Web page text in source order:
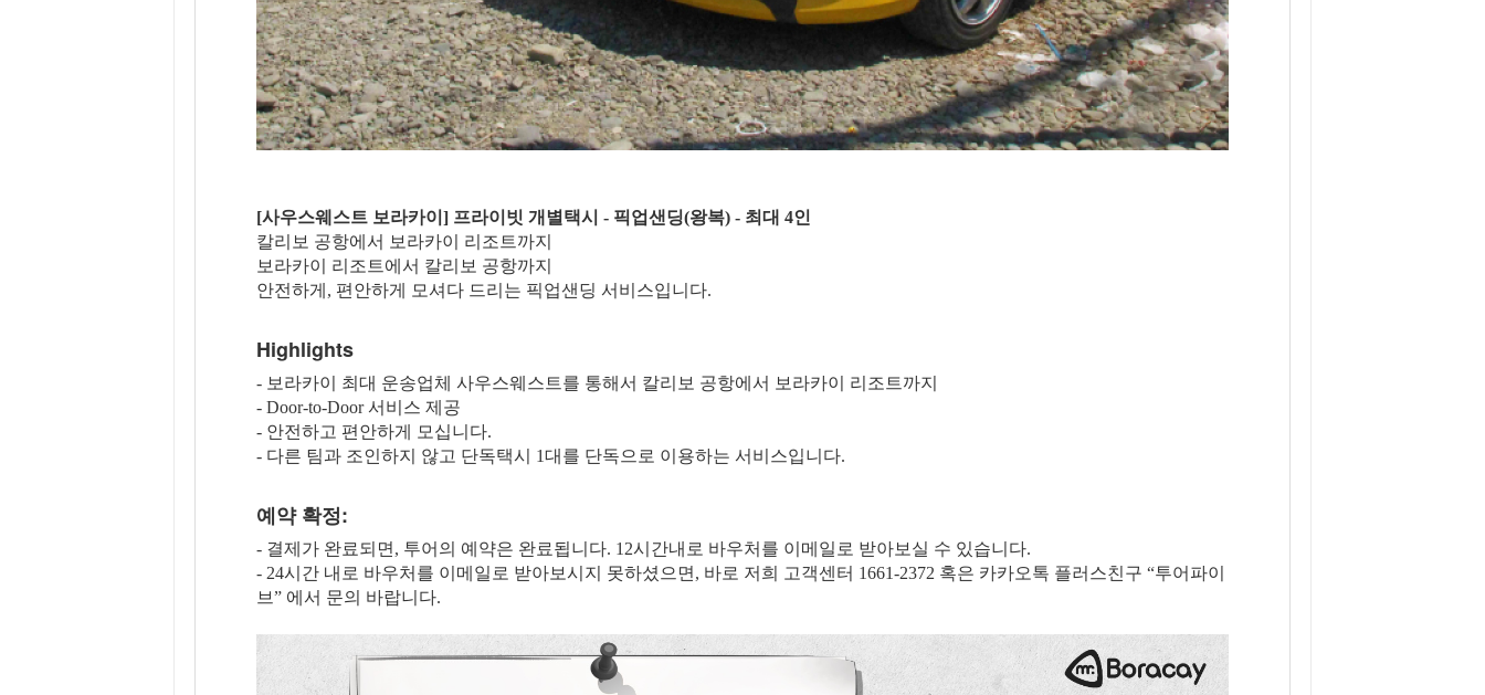
[사우스웨스트 보라카이] 프라이빗 개별택시 - 픽업샌딩(왕복) - 최대 4인
칼리보 공항에서 보라카이 리조트까지
보라카이 리조트에서 칼리보 공항까지
안전하게, 편안하게 모셔다 드리는 픽업샌딩 서비스입니다.
Highlights
- 보라카이 최대 운송업체 사우스웨스트를 통해서 칼리보 공항에서 보라카이 리조트까지
- Door-to-Door 서비스 제공
- 안전하고 편안하게 모십니다.
- 다른 팀과 조인하지 않고 단독택시 1대를 단독으로 이용하는 서비스입니다.
예약 확정:
- 결제가 완료되면, 투어의 예약은 완료됩니다. 12시간내로 바우처를 이메일로 받아보실 수 있습니다.
- 24시간 내로 바우처를 이메일로 받아보시지 못하셨으면, 바로 저희 고객센터 1661-2372 혹은 카카오톡 플러스친구 “투어파이
브” 에서 문의 바랍니다.